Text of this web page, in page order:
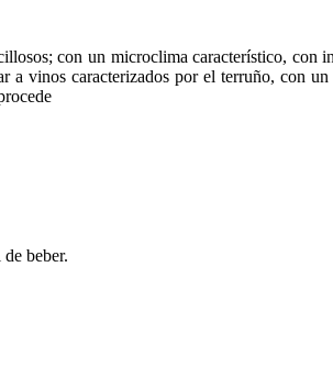
con un microclima característico, con
a vinos caracterizados por el terruño, con
beber.